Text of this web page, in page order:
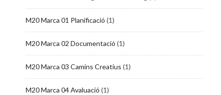
M20 Marca 01 Planificació (1)
M20 Marca 02 Documentació (1)
M20 Marca 03 Camins Creatius (1)
M20 Marca 04 Avaluació (1)